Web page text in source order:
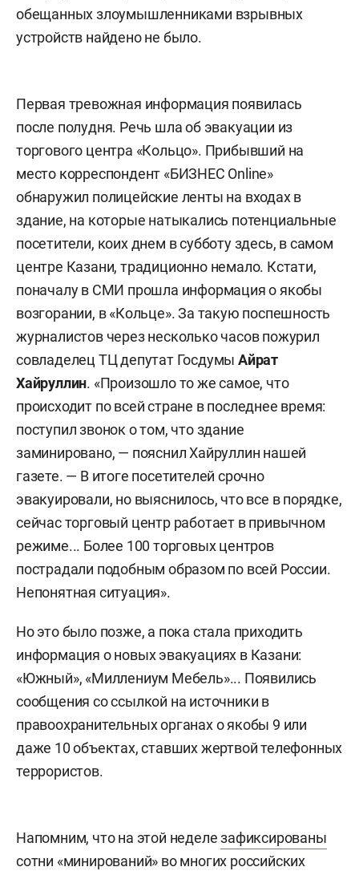
обещанных злоумышленниками взрывных
устройств найдено не было.
Первая тревожная информация появилась
после полудня. Речь шла об эвакуации из
торгового центра «Кольцо». Прибывший на
место корреспондент «БИЗНЕС Online»
обнаружил полицейские ленты на входах в
здание, на которые натыкались потенциальные
посетители, коих днем в субботу здесь, в самом
центре Казани, традиционно немало. Кстати,
поначалу в СМИ прошла информация о якобы
возгорании, в «Кольце». За такую поспешность
журналистов через несколько часов пожурил
совладелец ТЦ депутат ГосдумыАйрат
Хайруллин. «Произошло то же самое, что
происходит по всей стране в последнее время:
поступил звонок о том, что здание
заминировано, — пояснил Хайруллин нашей
газете. — В итоге посетителей срочно
эвакуировали, но выяснилось, что все в порядке,
сейчас торговый центр работает в привычном
режиме... Более 100 торговых центров
пострадали подобным образом по всей России.
Непонятная ситуация».
Но это было позже, а пока стала приходить
информация о новых эвакуациях в Казани:
«Южный», «Миллениум Мебель»... Появились
сообщения со ссылкой на источники в
правоохранительных органах о якобы 9 или
даже 10 объектах, ставших жертвой телефонных
террористов.
Напомним, что на этой неделезафиксированы
сотни «минирований» во многих российских